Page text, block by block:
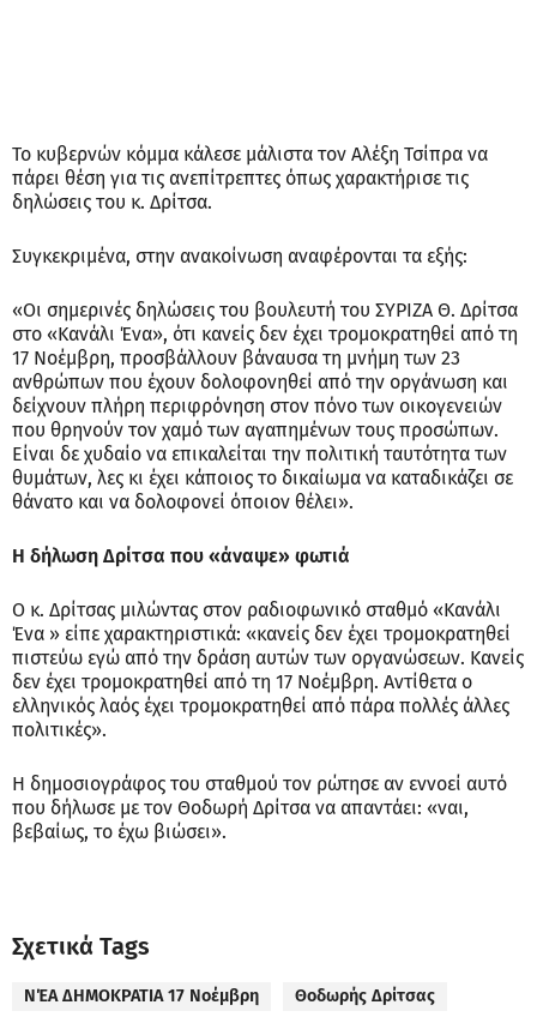
Το κυβερνών κόμμα κάλεσε μάλιστα τον Αλέξη Τσίπρα να
πάρει θέση για τις ανεπίτρεπτες όπως χαρακτήρισε τις
δηλώσεις του κ. Δρίτσα.
Συγκεκριμένα, στην ανακοίνωση αναφέρονται τα εξής:
«Οι σημερινές δηλώσεις του βουλευτή του ΣΥΡΙΖΑ Θ. Δρίτσα
στο «Κανάλι Ένα», ότι κανείς δεν έχει τρομοκρατηθεί από τη
17 Νοέμβρη, προσβάλλουν βάναυσα τη μνήμη των 23
ανθρώπων που έχουν δολοφονηθεί από την οργάνωση και
δείχνουν πλήρη περιφρόνηση στον πόνο των οικογενειών
που θρηνούν τον χαμό των αγαπημένων τους προσώπων.
Είναι δε χυδαίο να επικαλείται την πολιτική ταυτότητα των
θυμάτων, λες κι έχει κάποιος το δικαίωμα να καταδικάζει σε
θάνατο και να δολοφονεί όποιον θέλει».
Η δήλωση Δρίτσα που «άναψε» φωτιά
Ο κ. Δρίτσας μιλώντας στον ραδιοφωνικό σταθμό «Κανάλι
Ένα » είπε χαρακτηριστικά: «κανείς δεν έχει τρομοκρατηθεί
πιστεύω εγώ από την δράση αυτών των οργανώσεων. Κανείς
δεν έχει τρομοκρατηθεί από τη 17 Νοέμβρη. Αντίθετα ο
ελληνικός λαός έχει τρομοκρατηθεί από πάρα πολλές άλλες
πολιτικές».
Η δημοσιογράφος του σταθμού τον ρώτησε αν εννοεί αυτό
που δήλωσε με τον Θοδωρή Δρίτσα να απαντάει: «ναι,
βεβαίως, το έχω βιώσει».
Σχετικά Tags
ΝΈΑ ΔΗΜΟΚΡΑΤΙΑ 17 Νοέμβρη Θοδωρής Δρίτσας